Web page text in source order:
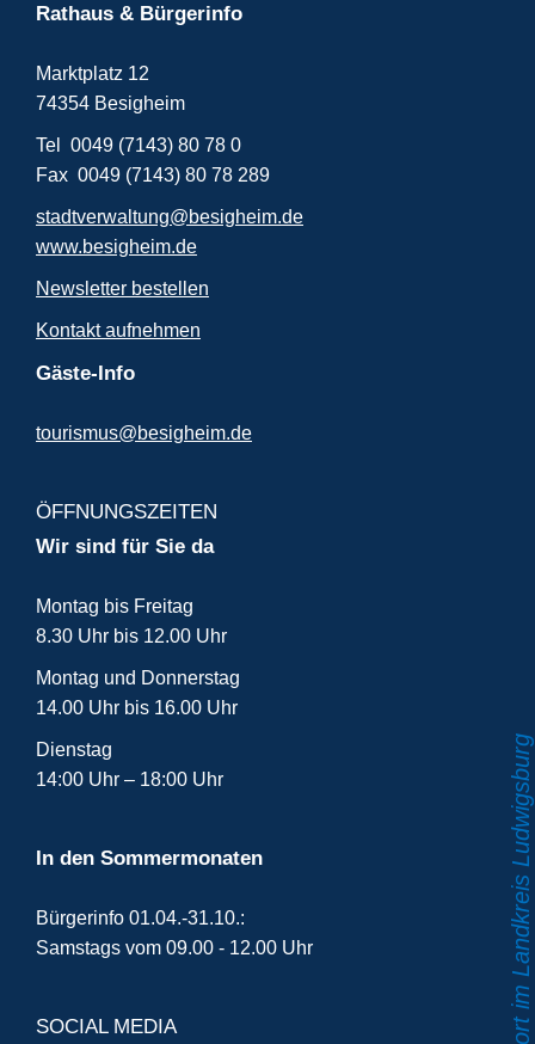
Rathaus & Bürgerinfo
Marktplatz 12
74354 Besigheim
Tel 0049 (7143) 80 78 0
Fax 0049 (7143) 80 78 289
stadtverwaltung@besigheim.de
www.besigheim.de
Newsletter bestellen
Kontakt aufnehmen
Gäste-Info
tourismus@besigheim.de
ÖFFNUNGSZEITEN
Wir sind für Sie da
Montag bis Freitag
8.30 Uhr bis 12.00 Uhr
Montag und Donnerstag
14.00 Uhr bis 16.00 Uhr
Dienstag
14:00 Uhr – 18:00 Uhr
In den Sommermonaten
Bürgerinfo 01.04.-31.10.:
Samstags vom 09.00 - 12.00 Uhr
SOCIAL MEDIA